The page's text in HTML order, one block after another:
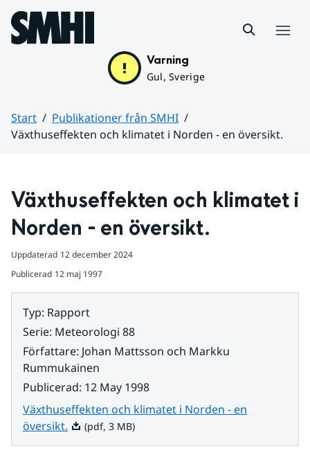
Hoppa till sidans innehåll
Varning
Gul, Sverige
Start
Publikationer från SMHI
Växthuseffekten och klimatet i Norden - en översikt.
Växthuseffekten och klimatet i
Norden - en översikt.
Uppdaterad 12 december 2024
Publicerad 12 maj 1997
Typ: Rapport
Serie: Meteorologi 88
Författare: Johan Mattsson och Markku
Rummukainen
Publicerad: 12 May 1998
Växthuseffekten och klimatet i Norden - en
översikt. Pdf, 3 MB.
(pdf, 3 MB)